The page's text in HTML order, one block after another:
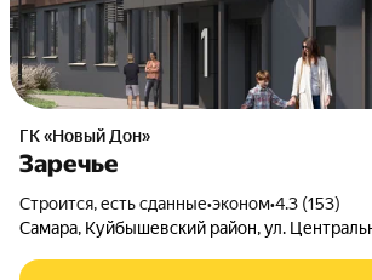
ГК «Новый Дон»
Заречье
Строится, есть сданные•эконом•4.3 (153)
Самара, Куйбышевский район, ул.